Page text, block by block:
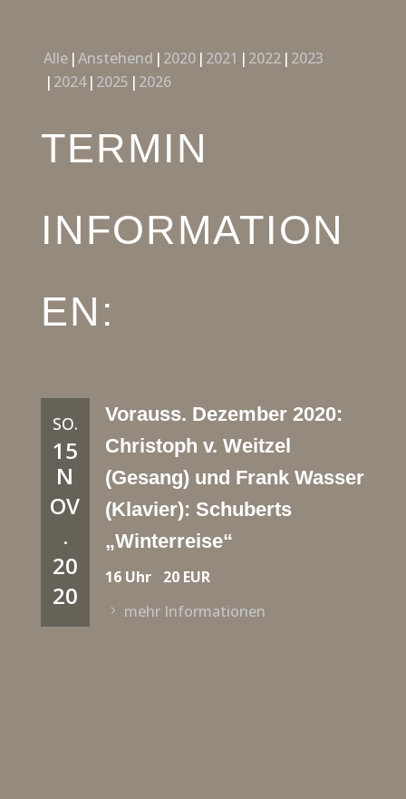
Alle Anstehend 2020 2021 2022 2023
2024 2025 2026
TERMIN
INFORMATION
EN:
SO.
15
N
OV
.
20
20
Vorauss. Dezember 2020:
Christoph v. Weitzel
(Gesang) und Frank Wasser
(Klavier): Schuberts
„Winterreise“
16 Uhr
20 EUR
mehr Informationen